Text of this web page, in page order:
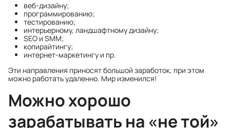
веб-дизайну;
программированию;
тестированию;
интерьерному, ландшафтному дизайну;
SEO и SMM;
копирайтингу;
интернет-маркетингу и пр.
Эти направления приносят большой заработок, при этом
можно работать удаленно. Мир изменился!
Можно хорошо
зарабатывать на «не той»